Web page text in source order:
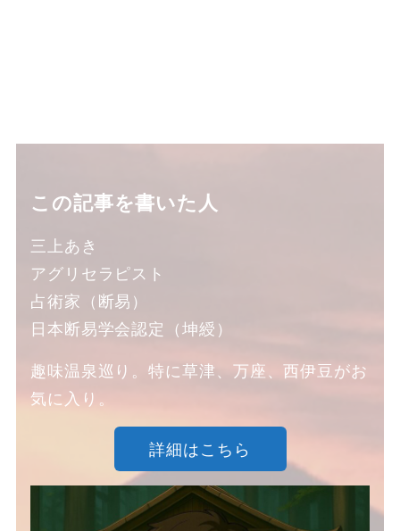
この記事を書いた人
三上あき
アグリセラピスト
占術家（断易）
日本断易学会認定（坤綬）
趣味温泉巡り。特に草津、万座、西伊豆がお
気に入り。
詳細はこちら